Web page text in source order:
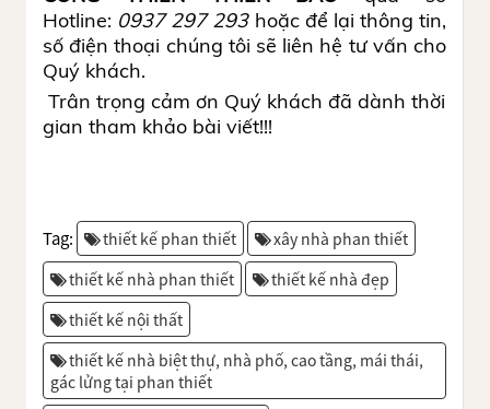
Hotline: 0937 297 293 hoặc để lại thông tin,
số điện thoại chúng tôi sẽ liên hệ tư vấn cho
Quý khách.
Trân trọng cảm ơn Quý khách đã dành thời
gian tham khảo bài viết!!!
Tag: thiết kế phan thiết
xây nhà phan thiết
thiết kế nhà phan thiết
thiết kế nhà đẹp
thiết kế nội thất
thiết kế nhà biệt thự, nhà phố, cao tầng, mái thái,
gác lửng tại phan thiết